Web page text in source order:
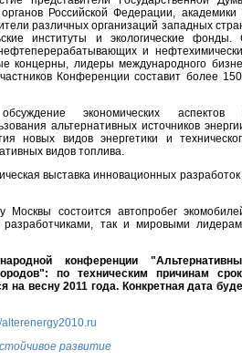
Российской Федерации, академики
различных организаций западных
институты и экологические фонды.
и
концерны, лидеры международного
Конференции составит более
экономических аспектов
альтернативных источников
новых видов энергетики и
видов топлива.
выставка инновационных разработок
Москвы состоится автопробег
разработчиками, так и мировыми
конференции
по техническим причинам
на весну 2011 года. Конкретная дата
alterenergy2010.ru
развитие